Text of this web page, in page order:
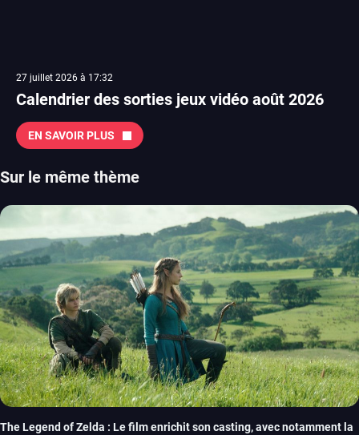
27 juillet 2026 à 17:32
Calendrier des sorties jeux vidéo août 2026
EN SAVOIR PLUS
Sur le même thème
The Legend of Zelda : Le film enrichit son casting, avec notamment la